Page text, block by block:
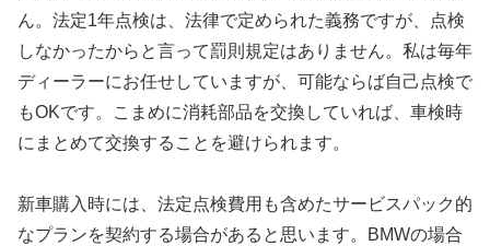
ん。法定1年点検は、法律で定められた義務ですが、点検
しなかったからと言って罰則規定はありません。私は毎年
ディーラーにお任せしていますが、可能ならば自己点検で
もOKです。こまめに消耗部品を交換していれば、車検時
にまとめて交換することを避けられます。
新車購入時には、法定点検費用も含めたサービスパック的
なプランを契約する場合があると思います。BMWの場合